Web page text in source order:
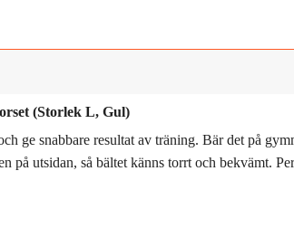
(Storlek L, Gul)
ge snabbare resultat av träning. Bär det på
på utsidan, så bältet känns torrt och bekvämt.